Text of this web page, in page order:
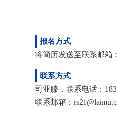
报名方式
将简历发送至联系邮箱
联系方式
司亚滕 ，联系电话：
联系邮箱：